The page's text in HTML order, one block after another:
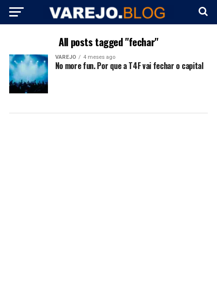
All posts tagged "fechar"
VAREJO 4 meses ago
No more fun. Por que a T4F vai fechar o capital